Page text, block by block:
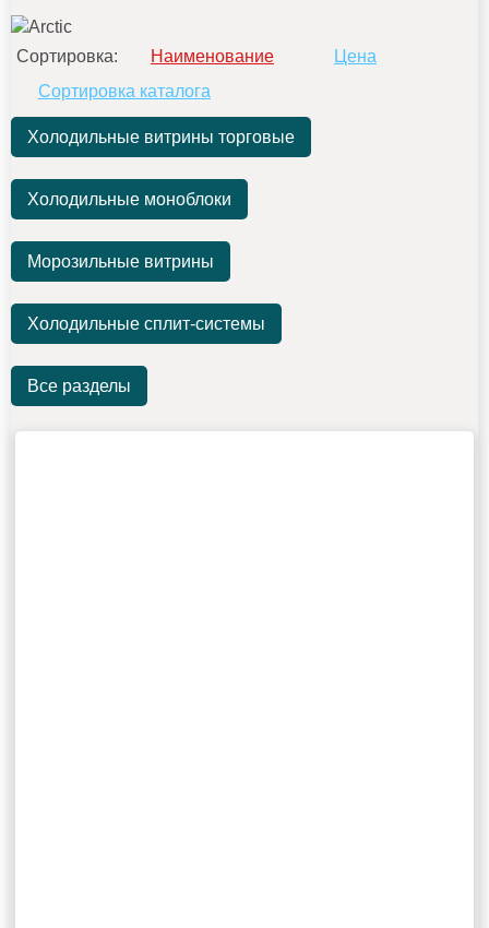
Сортировка: Наименование
Цена
Сортировка каталога
Холодильные витрины торговые
Холодильные моноблоки
Морозильные витрины
Холодильные сплит-системы
Все разделы